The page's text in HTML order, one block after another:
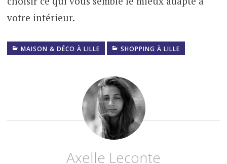
votre intérieur.
MAISON & DÉCO À LILLE SHOPPING À LILLE
Axelle Leconte